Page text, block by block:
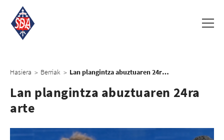
Hasiera > Berriak > Lan plangintza abuztuaren 24ra arte
Lan plangintza abuztuaren 24ra
arte